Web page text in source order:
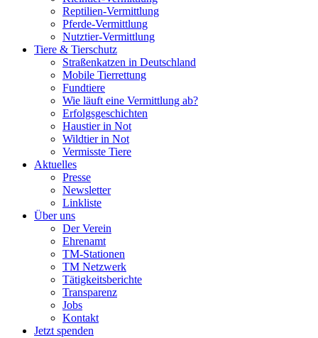
Reptilien-Vermittlung
Pferde-Vermittlung
Nutztier-Vermittlung
Tiere & Tierschutz
Straßenkatzen in Deutschland
Mobile Tierrettung
Fundtiere
Wie läuft eine Vermittlung ab?
Erfolgsgeschichten
Haustier in Not
Wildtier in Not
Vermisste Tiere
Aktuelles
Presse
Newsletter
Linkliste
Über uns
Der Verein
Ehrenamt
TM-Stationen
TM Netzwerk
Tätigkeitsberichte
Transparenz
Jobs
Kontakt
Jetzt spenden